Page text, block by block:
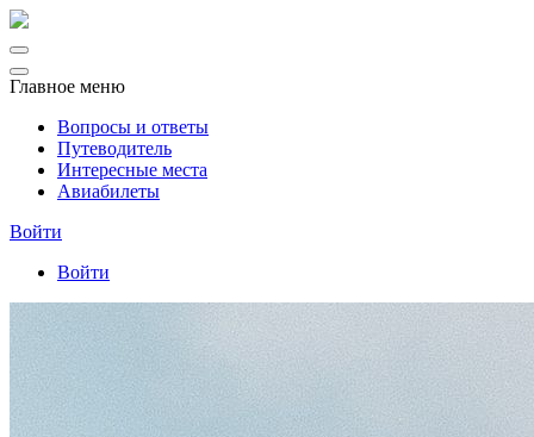
Главное меню
Вопросы и ответы
Путеводитель
Интересные места
Авиабилеты
Войти
Войти